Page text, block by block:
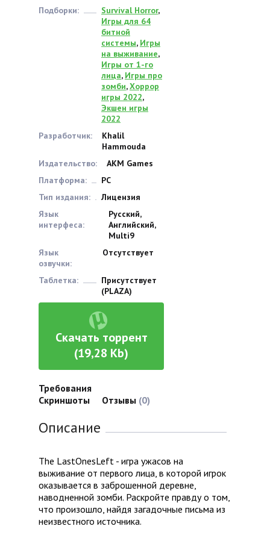
Подборки:
Survival Horror,
Игры для 64
битной
системы, Игры
на выживание,
Игры от 1-го
лица, Игры про
зомби,Хоррор
игры 2022,
Экшен игры
2022
Разработчик:
Khalil
Hammouda
Издательство:
AKM Games
Платформа:
PC
Тип издания:
Лицензия
Язык
интерфеса:
Русский,
Английский,
Multi9
Язык
озвучки:
Отсутствует
Таблетка:
Присутствует
(PLAZA)
Скачать торрент
(19,28 Kb)
Требования
Скриншоты
Отзывы (0)
Описание
The LastOnesLeft - игра ужасов на
выживание от первого лица, в которой игрок
оказывается в заброшенной деревне,
наводненной зомби. Раскройте правду о том,
что произошло, найдя загадочные письма из
неизвестного источника.